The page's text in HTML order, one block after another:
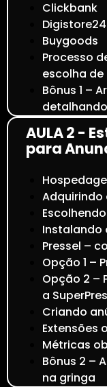
Clickbank
Digistore24
Buygoods
Processo
escolha
Bônus 1 –
AULA 2 -
para
Instalando
Pressel –
Opção 1 –
Opção 2 –
a
Criando
Extensões
Métricas
Bônus 2 –
na gringa